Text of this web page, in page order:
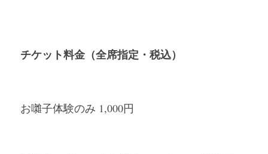
チケット料金（全席指定・税込）
お囃子体験のみ 1,000円